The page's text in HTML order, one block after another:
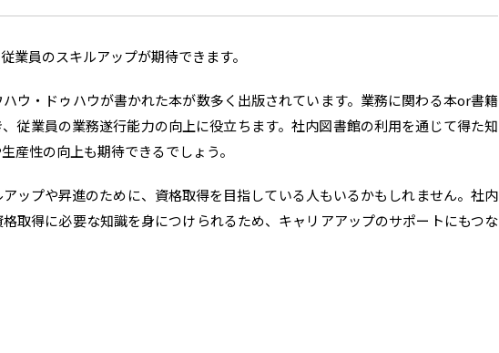
業員のスキルアップが期待できます。
ウ・ドゥハウが書かれた本が数多く出版されています。業務に関わる本or書籍
従業員の業務遂行能力の向上に役立ちます。社内図書館の利用を通じて得た知
産性の向上も期待できるでしょう。
ップや昇進のために、資格取得を目指している人もいるかもしれません。社内
取得に必要な知識を身につけられるため、キャリアアップのサポートにもつな